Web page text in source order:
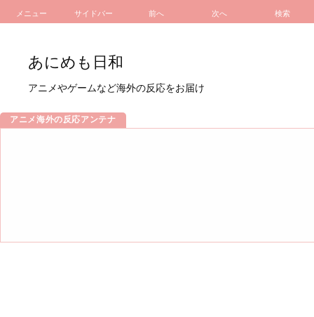
メニュー サイドバー 前へ 次へ 検索
あにめも日和
アニメやゲームなど海外の反応をお届け
アニメ海外の反応アンテナ